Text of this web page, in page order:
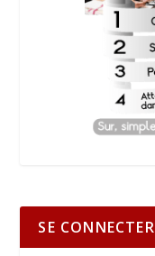
SE CONNECTER